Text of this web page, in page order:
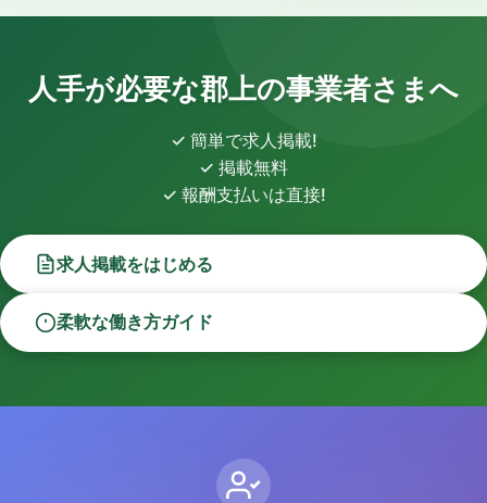
人手が必要な郡上の事業者さまへ
✓ 簡単で求人掲載!
✓ 掲載無料
✓ 報酬支払いは直接!
求人掲載をはじめる
柔軟な働き方ガイド